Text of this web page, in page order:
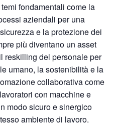
fondamentali come la
aziendali per una
e la protezione dei
più diventano un asset
reskilling del personale per
umano, la sostenibilità e la
collaborativa come
con macchine e
modo sicuro e sinergico
ambiente di lavoro.